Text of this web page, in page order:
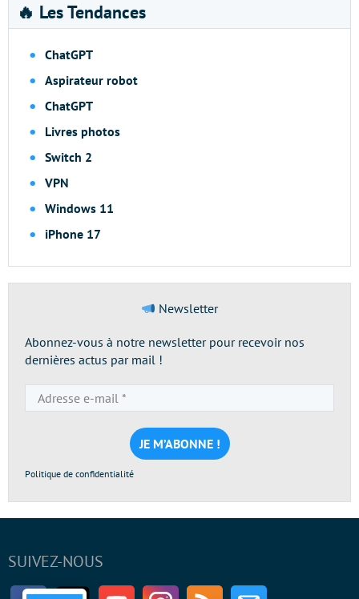
🔥 Les Tendances
ChatGPT
Aspirateur robot
ChatGPT
Livres photos
Switch 2
VPN
Windows 11
iPhone 17
Newsletter
Abonnez-vous à notre newsletter pour recevoir nos
dernières actus par mail !
e-
mail
*
Politique de confidentialité
SUIVEZ-NOUS
FacebookTwitter Youtube InstagramRSS Newsletter